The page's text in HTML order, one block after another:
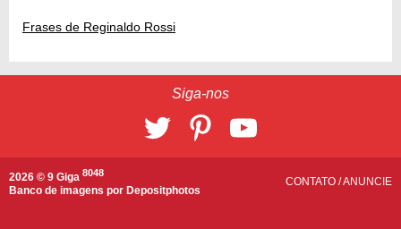
Frases de Reginaldo Rossi
Siga-nos
2026 © 9 Giga 8048
Banco de imagens por Depositphotos
CONTATO /ANUNCIE